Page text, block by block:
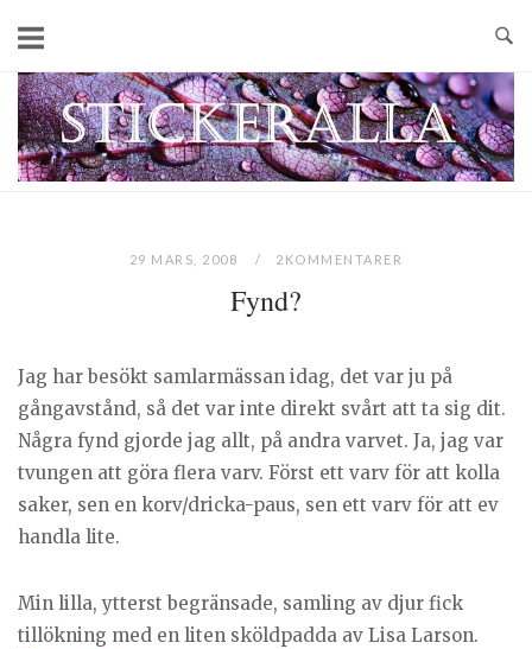
content
Home
29 MARS, 2008 2KOMMENTARER
Fynd?
Jag har besökt samlarmässan idag, det var ju på
gångavstånd, så det var inte direkt svårt att ta sig dit.
Några fynd gjorde jag allt, på andra varvet. Ja, jag var
tvungen att göra flera varv. Först ett varv för att kolla
saker, sen en korv/dricka-paus, sen ett varv för att ev
handla lite.
Min lilla, ytterst begränsade, samling av djur fick
tillökning med en liten sköldpadda av Lisa Larson.